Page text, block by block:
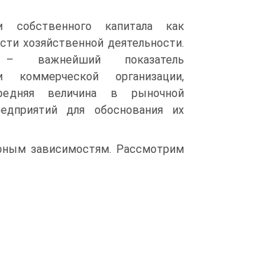
собственного капитала как
хозяйственной деятельности.
– важнейший показатель
коммерческой организации,
величина в рыночной
для обоснования их
зависимостям. Рассмотрим